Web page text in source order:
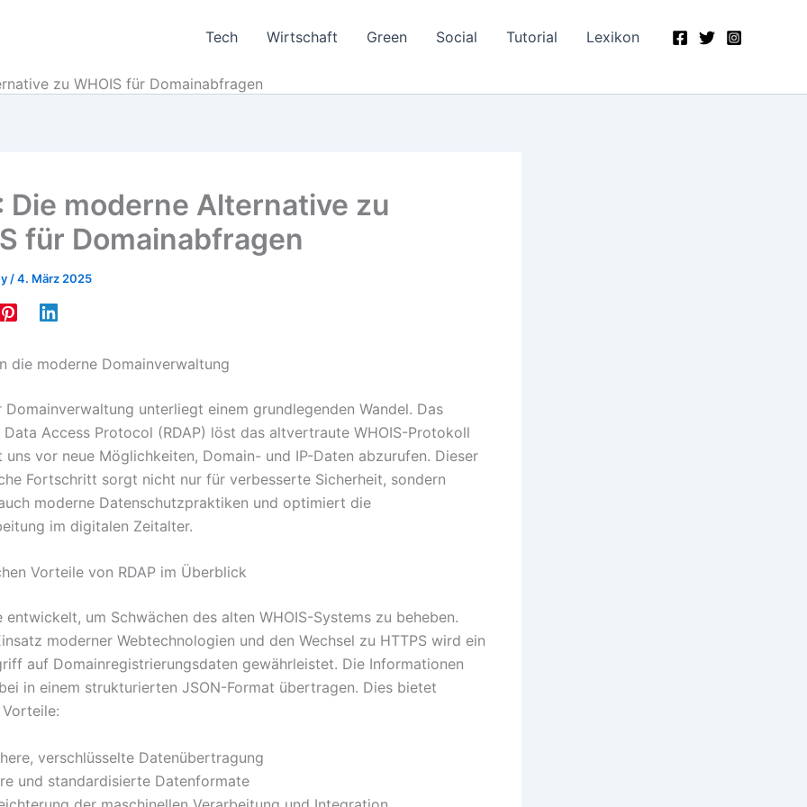
Tech Wirtschaft Green Social Tutorial Lexikon
zu WHOIS für Domainabfragen
Die moderne Alternative zu
für Domainabfragen
/4. März 2025
die moderne Domainverwaltung
Domainverwaltung unterliegt einem grundlegenden Wandel. Das
Access Protocol (RDAP) löst das altvertraute WHOIS-Protokoll
uns vor neue Möglichkeiten, Domain- und IP-Daten abzurufen. Dieser
Fortschritt sorgt nicht nur für verbesserte Sicherheit, sondern
moderne Datenschutzpraktiken und optimiert die
im digitalen Zeitalter.
Vorteile von RDAP im Überblick
entwickelt, um Schwächen des alten WHOIS-Systems zu beheben.
moderner Webtechnologien und den Wechsel zu HTTPS wird ein
auf Domainregistrierungsdaten gewährleistet. Die Informationen
in einem strukturierten JSON-Format übertragen. Dies bietet
verschlüsselte Datenübertragung
und standardisierte Datenformate